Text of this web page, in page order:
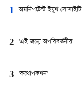
1 অমনিপটেন্ট ইয়ুথ সোসাইটি
2 'এই জন্মে অপরিবর্তনীয়'
3 'কথোপকথন'